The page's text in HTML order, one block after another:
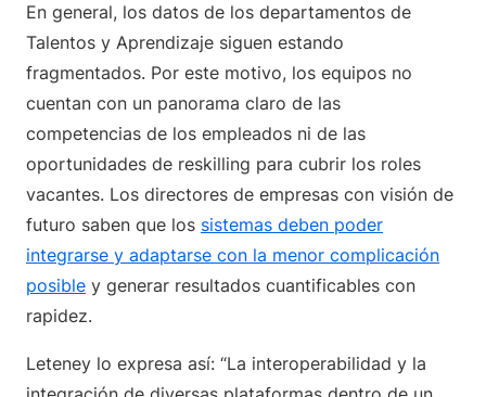
En general, los datos de los departamentos de
Talentos y Aprendizaje siguen estando
fragmentados. Por este motivo, los equipos no
cuentan con un panorama claro de las
competencias de los empleados ni de las
oportunidades de reskilling para cubrir los roles
vacantes. Los directores de empresas con visión de
futuro saben que los sistemas deben poder
integrarse y adaptarse con la menor complicación
posible y generar resultados cuantificables con
rapidez.
Leteney lo expresa así: “La interoperabilidad y la